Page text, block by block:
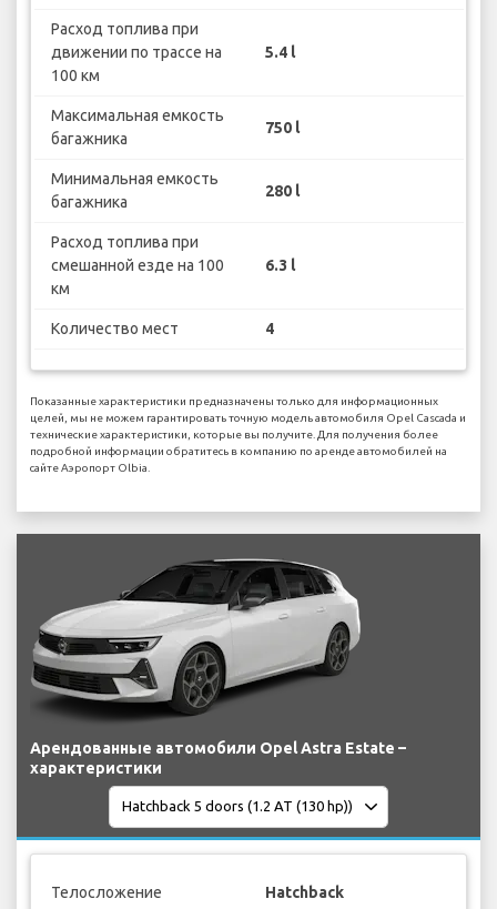
Расход топлива при
движении по трассе на
100 км
5.4 l
Максимальная емкость
багажника
750 l
Минимальная емкость
багажника
280 l
Расход топлива при
смешанной езде на 100
км
6.3 l
Количество мест 4
Показанные характеристики предназначены только для информационных
целей, мы не можем гарантировать точную модель автомобиля Opel Cascada и
технические характеристики, которые вы получите. Для получения более
подробной информации обратитесь в компанию по аренде автомобилей на
сайте Аэропорт Olbia.
Арендованные автомобили Opel Astra Estate –
характеристики
Телосложение Hatchback